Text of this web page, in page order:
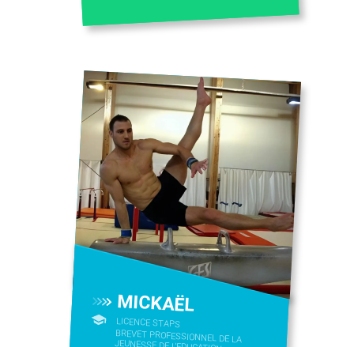
MICKAËL
LICENCE STAPS
BREVET PROFESSIONNEL DE LA
JEUNESSE DE L'EDUCATION